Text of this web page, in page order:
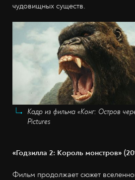
чудовищных существ.
Кадр из фильма «Конг: Остров
Pictures
«Годзилла 2: Король монстров»
Фильм продолжает сюжет